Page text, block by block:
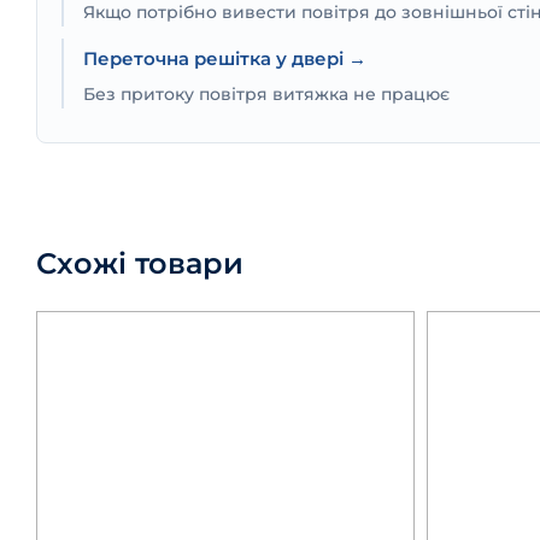
Якщо потрібно вивести повітря до зовнішньої
Переточна решітка у двері →
Без притоку повітря витяжка не працює
Схожі товари